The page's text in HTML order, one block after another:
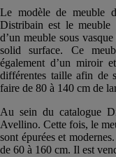
Le modèle de meuble
Distribain est le meuble
d’un meuble sous
solid surface. Ce
également d’un miroir
différentes taille afin de
faire de 80 à 140 cm de
Au sein du catalogue
Avellino. Cette fois, le
sont épurées et
de 60 à 160 cm. Il est